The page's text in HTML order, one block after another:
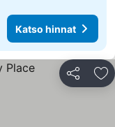
Katso hinnat
Jaa